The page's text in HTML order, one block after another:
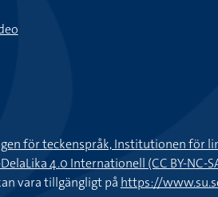
för teckenspråk, Institutionen för
4.0 Internationell (CC BY-NC-
vara tillgängligt på https://